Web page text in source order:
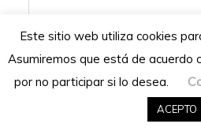
Residencia: San Diego de
Venezuela
Este sitio web utiliza cookies
Asumiremos que está de acuerdo
por no participar si lo desea.
ACEPTO